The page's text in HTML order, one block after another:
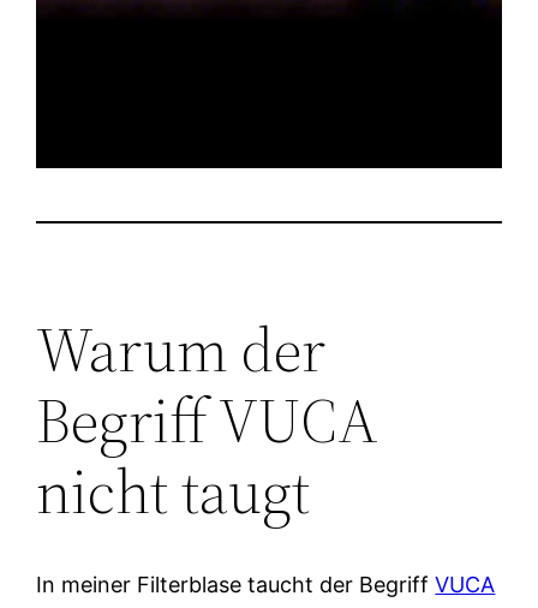
Warum der
Begriff VUCA
nicht taugt
In meiner Filterblase taucht der BegriffVUCA